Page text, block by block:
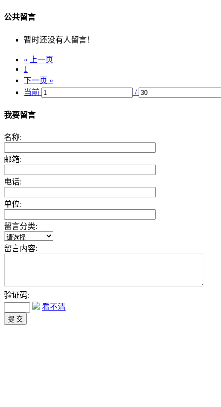
公共留言
暂时还没有人留言！
« 上一页
1
下一页 »
当前
/
我要留言
名称:
邮箱:
电话:
单位:
留言分类:
留言内容:
验证码:
看不清